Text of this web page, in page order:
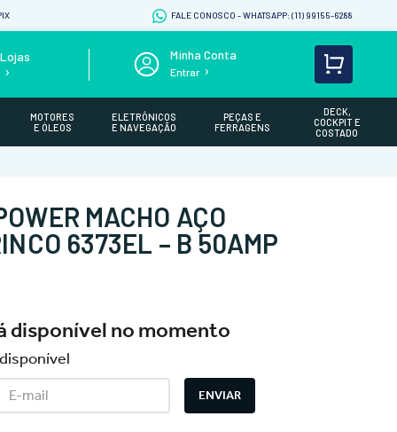
FALE CONOSCO - WHATSAPP: (11) 99155-6288
Entrar
MOTORES
E ÓLEOS
ELETRÔNICOS
E NAVEGAÇÃO
PEÇAS E
FERRAGENS
DECK,
COCKPIT E
COSTADO
MACHO AÇO
6373EL – B 50AMP
disponível no momento
ENVIAR